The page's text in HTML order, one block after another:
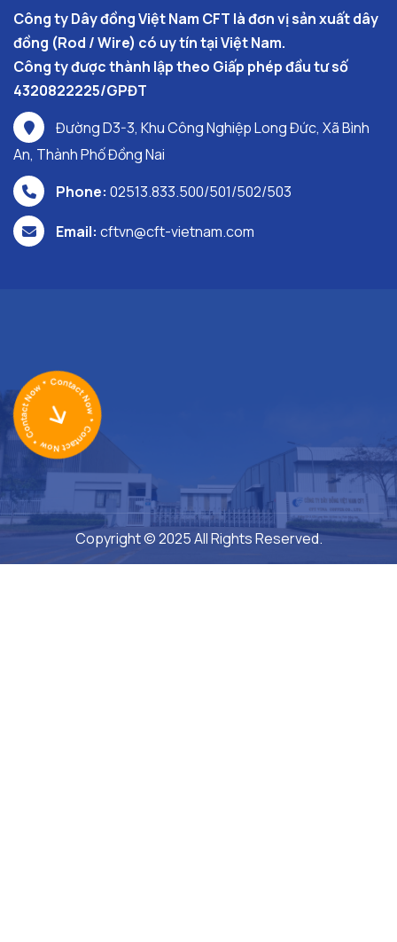
Công ty Dây đồng Việt Nam CFT là đơn vị sản xuất dây
đồng (Rod / Wire) có uy tín tại Việt Nam.
Công ty được thành lập theo Giấp phép đầu tư số
4320822225/GPĐT
Đường D3-3, Khu Công Nghiệp Long Đức, Xã Bình
An, Thành Phố Đồng Nai
Phone: 02513.833.500/501/502/503
Email: cftvn@cft-vietnam.com
Copyright © 2025 All Rights Reserved.